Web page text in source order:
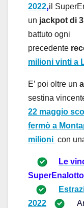
2022,il
un jackpot di
battuto ogni
precedente
milioni vinti a
E’ poi oltre un
sestina
22 maggio
fermò a
milioni con
Le
SuperEnalotto
2022